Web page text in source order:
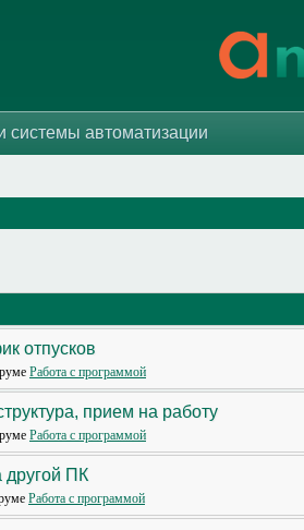
системы автоматизации
отпусков
Работа с программой
прием на работу
Работа с программой
другой ПК
Работа с программой